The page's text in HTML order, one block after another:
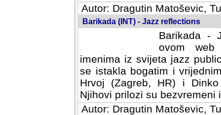
Autor: Dragutin Matoševic,
Barikada (INT) - Jazz reflections
Barikada -
ovom web
imenima iz svijeta jazz
se istakla bogatim i
Hrvoj (Zagreb, HR) i
Njihovi prilozi su bezvremeni
Autor: Dragutin Matoševic,